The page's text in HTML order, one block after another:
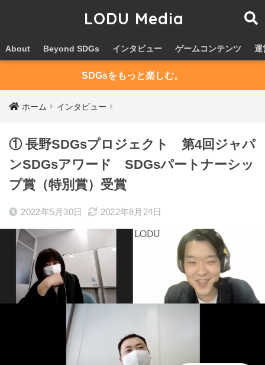
LODU Media
About Beyond SDGs インタビュー ゲームコンテンツ 運
SDGsをもっと楽しむ。
ホーム インタビュー
① 長野SDGsプロジェクト 第4回ジャパ
ンSDGsアワード SDGsパートナーシッ
プ賞（特別賞）受賞
2022年5月30日 2022年8月24日